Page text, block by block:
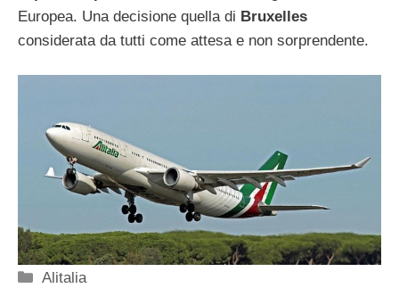
Europea. Una decisione quella di Bruxelles
considerata da tutti come attesa e non sorprendente.
Categorie
Alitalia